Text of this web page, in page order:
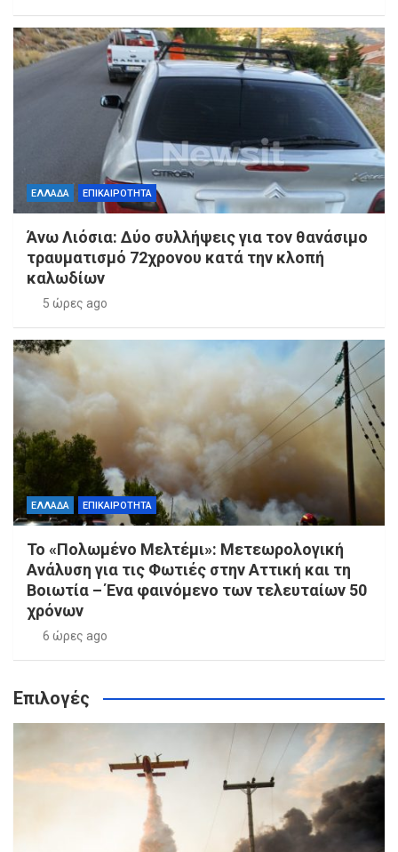
ΕΛΛΑΔΑ ΕΠΙΚΑΙΡΟΤΗΤΑ
Άνω Λιόσια: Δύο συλλήψεις για τον θανάσιμο
τραυματισμό 72χρονου κατά την κλοπή
καλωδίων
5 ώρες ago
ΕΛΛΑΔΑ ΕΠΙΚΑΙΡΟΤΗΤΑ
Το «Πολωμένο Μελτέμι»: Μετεωρολογική
Ανάλυση για τις Φωτιές στην Αττική και τη
Βοιωτία – Ένα φαινόμενο των τελευταίων 50
χρόνων
6 ώρες ago
Επιλογές